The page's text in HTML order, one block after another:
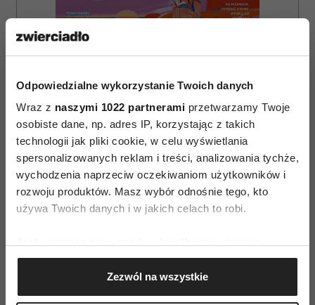
Odpowiedzialne wykorzystanie Twoich danych
Wraz z naszymi 1022 partnerami przetwarzamy Twoje
osobiste dane, np. adres IP, korzystając z takich
technologii jak pliki cookie, w celu wyświetlania
spersonalizowanych reklam i treści, analizowania tychże,
wychodzenia naprzeciw oczekiwaniom użytkowników i
rozwoju produktów. Masz wybór odnośnie tego, kto
używa Twoich danych i w jakich celach to robi.
Gromadzić dane dotyczące Twojej lokalizacji
geograficznej z dokładnością nawet do kilku metrów
Identyfikować Twoje urządzenie, aktywnie
Zezwól na wszystkie
ZAMÓW
WYDANIE DRUKOWANE
E-WYDANIE